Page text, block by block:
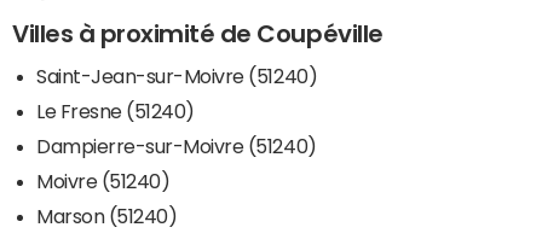
Villes à proximité de Coupéville
Saint-Jean-sur-Moivre (51240)
Le Fresne (51240)
Dampierre-sur-Moivre (51240)
Moivre (51240)
Marson (51240)